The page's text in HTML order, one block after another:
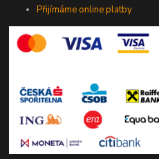
Přijímáme online platby